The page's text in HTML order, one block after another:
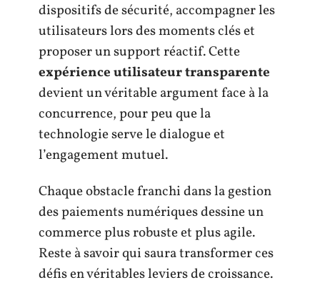
dispositifs de sécurité, accompagner les
utilisateurs lors des moments clés et
proposer un support réactif. Cette
expérience utilisateur transparente
devient un véritable argument face à la
concurrence, pour peu que la
technologie serve le dialogue et
l’engagement mutuel.
Chaque obstacle franchi dans la gestion
des paiements numériques dessine un
commerce plus robuste et plus agile.
Reste à savoir qui saura transformer ces
défis en véritables leviers de croissance.